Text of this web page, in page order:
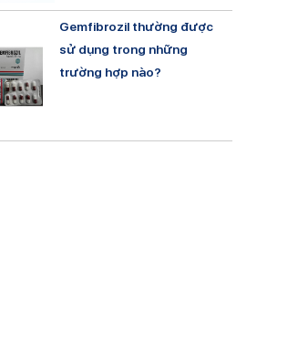
Gemfibrozil thường được
sử dụng trong những
trường hợp nào?